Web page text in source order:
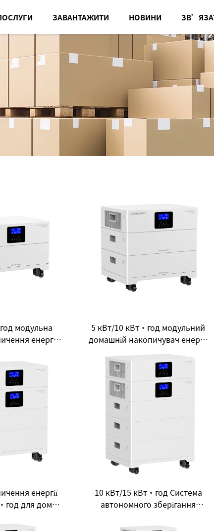
ЗАВАНТАЖИТИ НОВИНИ
модульна
енергії
5 кВт/10 кВт·год модульний
домашній накопичувач енергії
все в одному: новий вибір для
побутової енергетичної
незалежності
енергії
для дому
енергії
10 кВт/15 кВт·год Система
автономного зберігання
використання: Новий вибір